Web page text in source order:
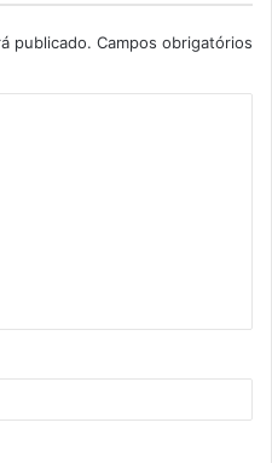
publicado. Campos obrigatórios